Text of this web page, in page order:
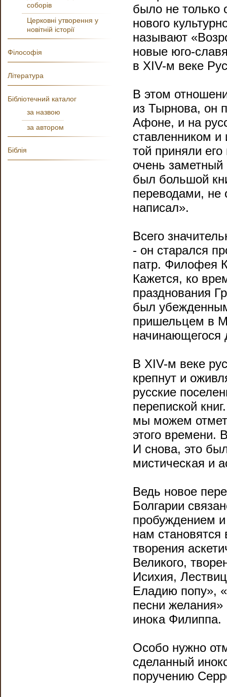
было не только
нового
называют
новые юго-
в ХIV-м веке
В этом
из Тырнова, он
Афоне, и на
ставленником
той приняли
очень заметный
был большой
переводами, не
написал».
Всего
- он старался
патр. Филофея
Кажется, ко
празднования
был
пришельцем в
начинающегося
В ХIV-м веке
крепнут и
русские
перепиской
мы можем
этого времени.
И снова, это
мистическая и
Ведь новое
Болгарии
пробуждением
нам становятся
творения
Великого,
Исихия,
Еладию попу»,
песни
инока Филиппа.
Особо нужно
сделанный
поручению
соборів
Церковні утворення у
новітній історії
Філософія
Література
Бібліотечний каталог
за назвою
за автором
Біблія